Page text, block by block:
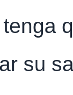
su